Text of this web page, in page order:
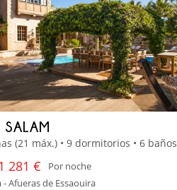
SALAM
(21 máx.) • 9 dormitorios • 6 baños
281 €
Por noche
Afueras de Essaouira